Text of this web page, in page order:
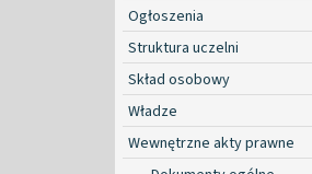
Ogłoszenia
Struktura uczelni
Skład osobowy
Władze
Wewnętrzne akty prawne